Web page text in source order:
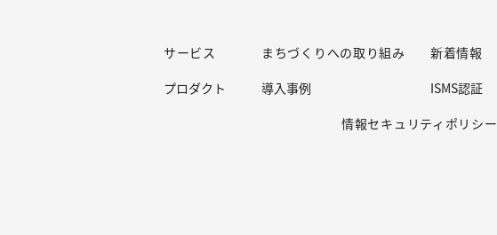
サービス まちづくりへの取り組み
新着情報
プロダクト
導入事例 ISMS認証
情報セキュリティポリシー